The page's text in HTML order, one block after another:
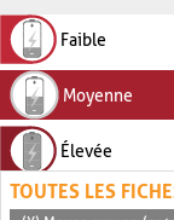
Faible
Moyenne
Élevée
TOUTES LES